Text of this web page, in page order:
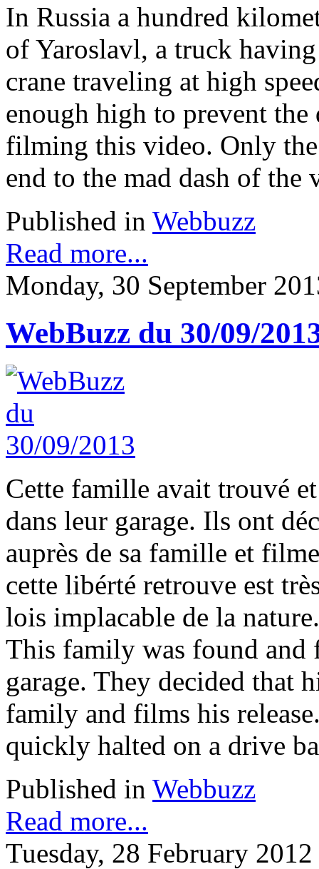
In Russia a hundred
of Yaroslavl, a truck
crane traveling at high
enough high to prevent
filming this video. Only
end to the mad dash of the
Published in Webbuzz
Read more...
Monday, 30 September
WebBuzz du 30/09/
Cette famille avait trouvé
dans leur garage. Ils ont
auprès de sa famille et
cette libérté retrouve est
lois implacable de la nature.
This family was found and
garage. They decided that
family and films his
quickly halted on a drive
Published in Webbuzz
Read more...
Tuesday, 28 February